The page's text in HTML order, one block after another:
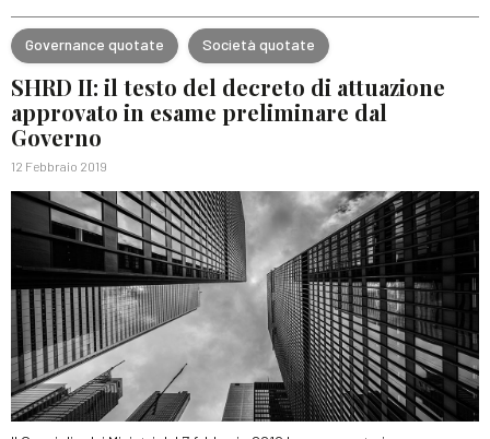
Governance quotate Società quotate
SHRD II: il testo del decreto di attuazione
approvato in esame preliminare dal
Governo
12 Febbraio 2019